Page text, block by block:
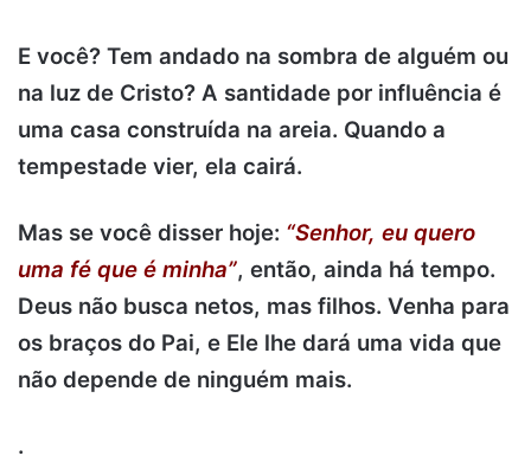
E você? Tem andado na sombra de alguém ou
na luz de Cristo? A santidade por influência é
uma casa construída na areia. Quando a
tempestade vier, ela cairá.
Mas se você disser hoje: “Senhor, eu quero
uma fé que é minha”, então, ainda há tempo.
Deus não busca netos, mas filhos. Venha para
os braços do Pai, e Ele lhe dará uma vida que
não depende de ninguém mais.
.